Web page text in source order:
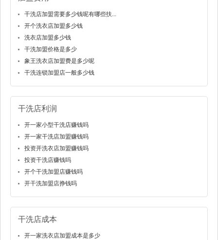
干洗店加盟需要多少钱呢有哪些扶...
开个洗衣店加盟多少钱
洗衣店加盟多少钱
干洗加盟价格是多少
象王洗衣店加盟费是多少呢
干洗连锁加盟店一般多少钱
干洗店利润
开一家小型干洗店赚钱吗
开一家干洗店加盟赚钱吗
投资开洗衣店加盟赚钱吗
投资干洗店赚钱吗
开个干洗加盟店赚钱吗
开干洗加盟店挣钱吗
干洗店成本
开一家洗衣店加盟成本是多少